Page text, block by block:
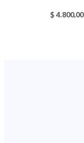
$4.800,00